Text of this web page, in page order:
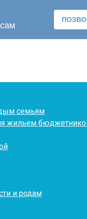
семьям
жильем
и родам